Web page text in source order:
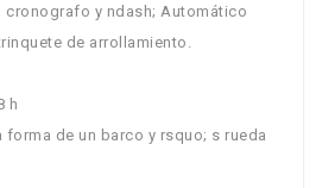
cronografo y ndash; Automático
de arrollamiento.
h
de un barco y rsquo; s rueda